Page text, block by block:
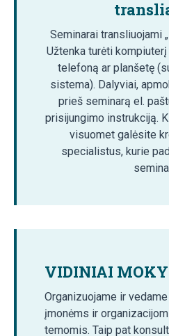
Seminarai transliuojami
Užtenka turėti
telefoną ar planšetę
sistema). Dalyviai,
prieš seminarą el.
prisijungimo instrukciją.
visuomet galėsite
specialistus, kurie
VIDINIAI
Organizuojame ir
įmonėms ir
temomis. Taip pat